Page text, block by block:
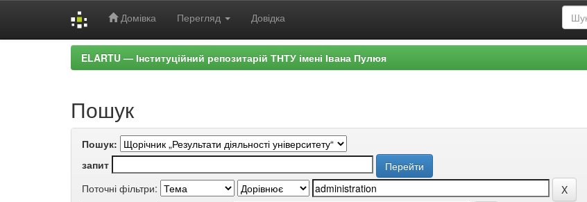
Домівка Перегляд Довідка
ELARTU — Інституційний репозитарій ТНТУ імені Івана Пулюя
Пошук
Пошук:
запит
Поточні фільтри: